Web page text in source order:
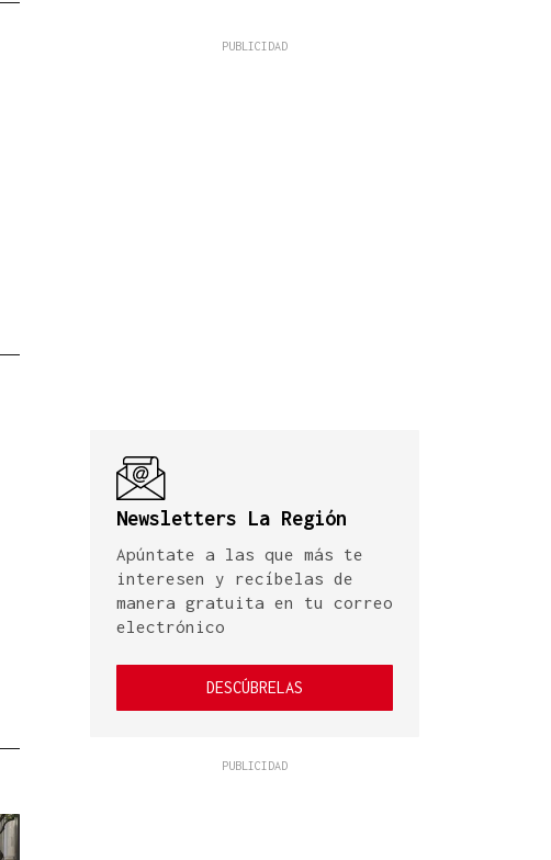
Newsletters La Región
Apúntate a las que más te
interesen y recíbelas de
manera gratuita en tu correo
electrónico
DESCÚBRELAS